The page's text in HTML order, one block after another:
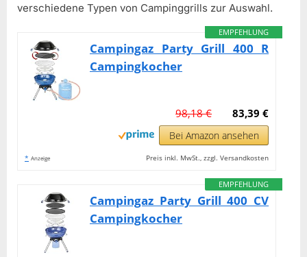
verschiedene Typen von Campinggrills zur Auswahl.
EMPFEHLUNG
Campingaz Party Grill 400 R
Campingkocher
83,39 €
98,18 €
Bei Amazon ansehen
* Anzeige Preis inkl. MwSt., zzgl. Versandkosten
EMPFEHLUNG
Campingaz Party Grill 400 CV
Campingkocher